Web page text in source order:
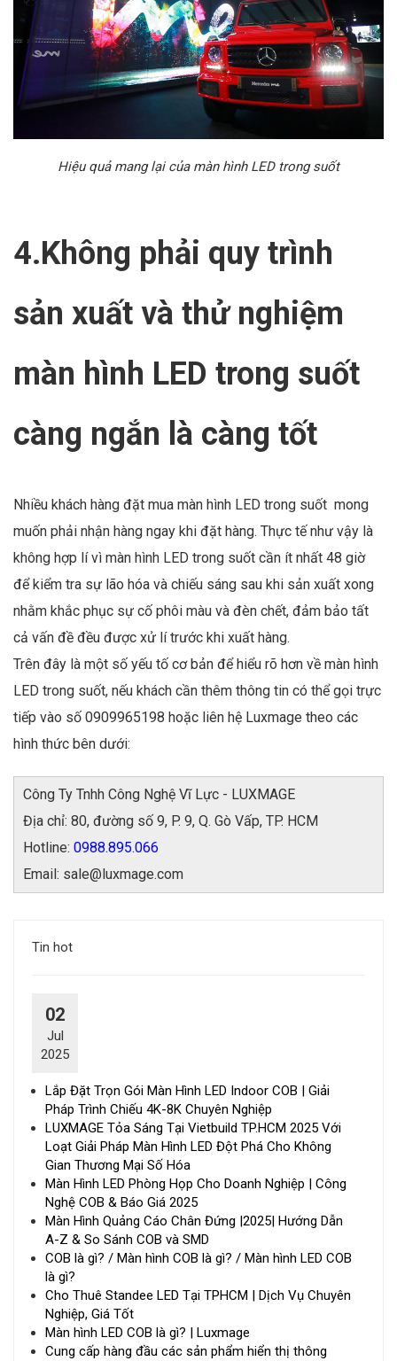
Hiệu quả mang lại của màn hình LED trong suốt
4.Không phải quy trình
sản xuất và thử nghiệm
màn hình LED trong suốt
càng ngắn là càng tốt
Nhiều khách hàng đặt mua màn hình LED trong suốt mong
muốn phải nhận hàng ngay khi đặt hàng. Thực tế như vậy là
không hợp lí vì màn hình LED trong suốt cần ít nhất 48 giờ
để kiểm tra sự lão hóa và chiếu sáng sau khi sản xuất xong
nhằm khắc phục sự cố phôi màu và đèn chết, đảm bảo tất
cả vấn đề đều được xử lí trước khi xuất hàng.
Trên đây là một số yếu tố cơ bản để hiểu rõ hơn về màn hình
LED trong suốt, nếu khách cần thêm thông tin có thể gọi trực
tiếp vào số 0909965198 hoặc liên hệ Luxmage theo các
hình thức bên dưới:
Công Ty Tnhh Công Nghệ Vĩ Lực - LUXMAGE
Địa chỉ: 80, đường số 9, P. 9, Q. Gò Vấp, TP. HCM
Hotline: 0988.895.066
Email: sale@luxmage.com
Tin hot
02
Jul
2025
Lắp Đặt Trọn Gói Màn Hình LED Indoor COB | Giải
Pháp Trình Chiếu 4K-8K Chuyên Nghiệp
LUXMAGE Tỏa Sáng Tại Vietbuild TP.HCM 2025 Với
Loạt Giải Pháp Màn Hình LED Đột Phá Cho Không
Gian Thương Mại Số Hóa
Màn Hình LED Phòng Họp Cho Doanh Nghiệp | Công
Nghệ COB & Báo Giá 2025
Màn Hình Quảng Cáo Chân Đứng |2025| Hướng Dẫn
A-Z & So Sánh COB và SMD
COB là gì? / Màn hình COB là gì? / Màn hình LED COB
là gì?
Cho Thuê Standee LED Tại TPHCM | Dịch Vụ Chuyên
Nghiệp, Giá Tốt
Màn hình LED COB là gì? | Luxmage
Cung cấp hàng đầu các sản phẩm hiển thị thông